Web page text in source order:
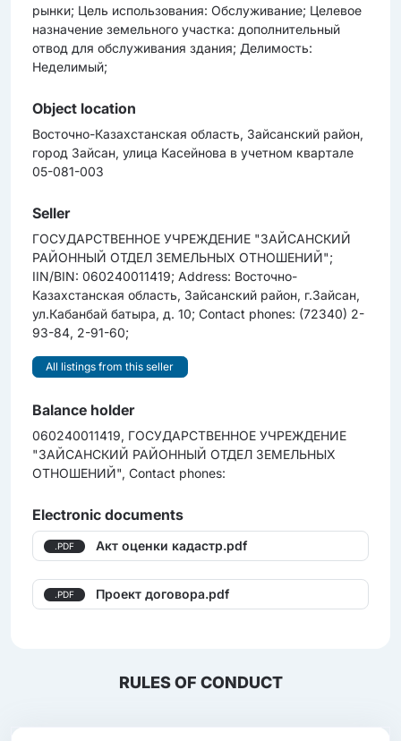
рынки; Цель использования: Обслуживание; Целевое
назначение земельного участка: дополнительный
отвод для обслуживания здания; Делимость:
Неделимый;
Object location
Восточно-Казахстанская область, Зайсанский район,
город Зайсан, улица Касейнова в учетном квартале
05-081-003
Seller
ГОСУДАРСТВЕННОЕ УЧРЕЖДЕНИЕ "ЗАЙСАНСКИЙ
РАЙОННЫЙ ОТДЕЛ ЗЕМЕЛЬНЫХ ОТНОШЕНИЙ";
IIN/BIN: 060240011419; Address: Восточно-
Казахстанская область, Зайсанский район, г.Зайсан,
ул.Кабанбай батыра, д. 10; Contact phones: (72340) 2-
93-84, 2-91-60;
All listings from this seller
Balance holder
060240011419, ГОСУДАРСТВЕННОЕ УЧРЕЖДЕНИЕ
"ЗАЙСАНСКИЙ РАЙОННЫЙ ОТДЕЛ ЗЕМЕЛЬНЫХ
ОТНОШЕНИЙ", Contact phones:
Electronic documents
.PDF Акт оценки кадастр.pdf
.PDF Проект договора.pdf
RULES OF CONDUCT